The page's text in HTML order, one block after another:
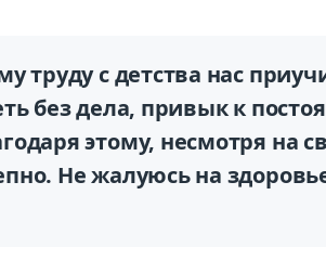
труду с детства нас
без дела, привык к
этому, несмотря на
Не жалуюсь на